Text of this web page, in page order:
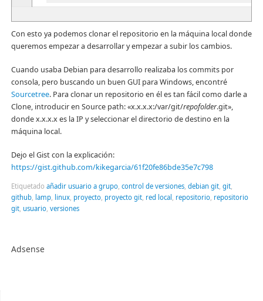
Con esto ya podemos clonar el repositorio en la máquina local donde
queremos empezar a desarrollar y empezar a subir los cambios.
Cuando usaba Debian para desarrollo realizaba los commits por
consola, pero buscando un buen GUI para Windows, encontré
Sourcetree. Para clonar un repositorio en él es tan fácil como darle a
Clone, introducir en Source path: «x.x.x.x:/var/git/repofolder.git»,
donde x.x.x.x es la IP y seleccionar el directorio de destino en la
máquina local.
Dejo el Gist con la explicación:
https://gist.github.com/kikegarcia/61f20fe86bde35e7c798
Etiquetado añadir usuario a grupo, control de versiones, debian git, git,
github, lamp, linux, proyecto, proyecto git, red local , repositorio, repositorio
git, usuario, versiones
Adsense